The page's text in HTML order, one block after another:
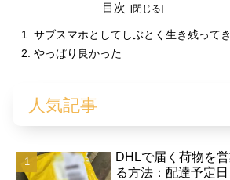
目次
サブスマホとしてしぶとく生き残って
やっぱり良かった
人気記事
DHLで届く荷物を
る方法：配達予定